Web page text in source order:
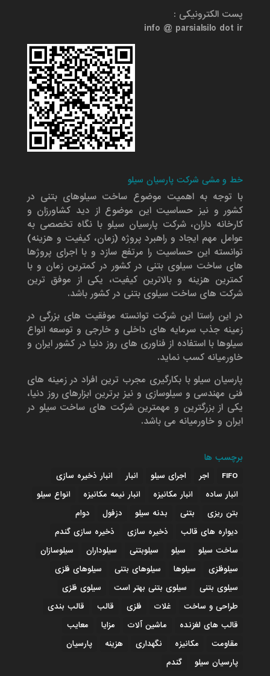
پست الکترونیکی :
info @ parsialsilo dot ir
خط و مشی شرکت پارسیان سیلو
با توجه به اهمیت موضوع ساخت سیلوهای بتنی در
کشور و نیز حساسیت این موضوع از دید کشاورزان و
کارخانه داران، شرکت پارسیان سیلو با نگاه تخصصی به
عوامل مهم ایجاد و راهبرد پروژه (زمان، کیفیت و هزینه)
توانسته این حساسیت را مرتفع سازد و با اجرای پروژها
های ساخت سیلوی بتنی در کشور در کمترین زمان و با
کمترین هزینه و بالاترین کیفیت، یکی از موفق ترین
شرکت های ساخت سیلوی بتنی در کشور باشد.
در این راستا این شرکت توانسته موفقیت های بزرگی در
زمینه جذب سرمایه های داخلی و خارجی و توسعه انواع
سیلوها با استفاده از فناوری های روز دنیا در کشور ایران و
خاورمیانه کسب نماید.
پارسیان سیلو با بکارگیری مجرب ترین افراد در زمینه های
فنی مهندسی و سیلوسازی و نیز برترین ابزارهای روز دنیا،
یکی از بزرگترین و مهمترین شرکت های ساخت سیلو در
ایران و خاورمیانه می باشد.
برچسب ها
FIFO اجر اجرای سیلو انبار
انبار ذخیره سازی
انبار ساده
انبار مکانیزه انبار نیمه مکانیزه
انواع سیلو
بتن ریزی
بتنی بدنه سیلو دزفول
دوام
دیواره های قالب
ذخیره سازی
ذخیره سازی گندم
ساخت سیلو
سیلو سیلوبتنی سیلوداران
سیلوسازان
سیلوفلزی
سیلوها سیلوهای بتنی
سیلوهای فلزی
سیلوی بتنی
سیلوی بتنی بهتر است
سیلوی فلزی
طراحی و ساخت
غلات فلزی قالب
قالب بندی
قالب های لغزنده
ماشین آلات مزایا
معایب
مقاومت
مکانیزه نگهداری هزینه
پارسیان
پارسیان سیلو
گندم